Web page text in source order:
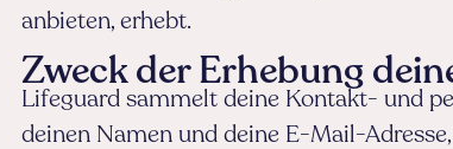
anbieten, erhebt.
Zweck der Erhebung
Lifeguard sammelt deine Kontakt- und
deinen Namen und deine E-Mail-